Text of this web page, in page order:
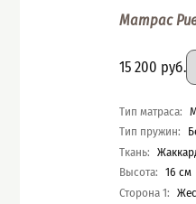
Матрас
Цена
15 200 руб.
Тип матраса:
Тип пружин:
Ткань:
Высота: 16 см
Сторона 1: